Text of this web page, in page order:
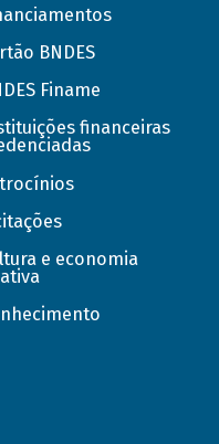
BNDES
Finame
financeiras
e economia